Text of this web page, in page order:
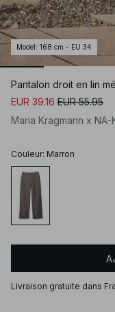
Model : 168 cm - EU 34
Pantalon droit en lin
EUR 39.16 EUR 55.95
Maria Kragmann x NA-
Couleur: Marron
Livraison gratuite dans